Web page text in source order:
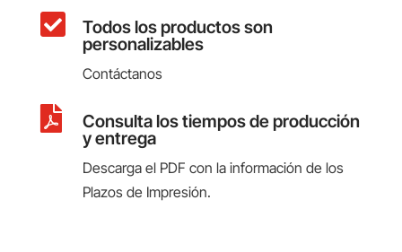
 Todos los productos son
personalizables
Contáctanos
 Consulta los tiempos de producción
y entrega
Descarga el PDF con la información de los
Plazos de Impresión.